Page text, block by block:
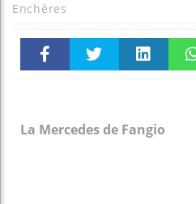
Enchères
k
La Mercedes de Fangio